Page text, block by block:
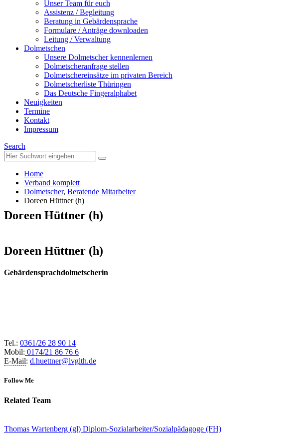
Unser Team für euch
Assistenz / Begleitung
Beratung in Gebärdensprache
Formulare / Anträge downloaden
Leitung / Verwaltung
Dolmetschen
Unsere Dolmetscher kennenlernen
Dolmetscheranfrage stellen
Dolmetschereinsätze im privaten Bereich
Dolmetscherliste Thüringen
Das Deutsche Fingeralphabet
Neuigkeiten
Termine
Kontakt
Impressum
Search
Home
Verband komplett
Dolmetscher, Beratende Mitarbeiter
Doreen Hüttner (h)
Doreen Hüttner (h)
Doreen Hüttner (h)
Gebärdensprachdolmetscherin
Tel.: 0361/26 28 90 14
Mobil: 0174/21 86 76 6
E-Mail: d.huettner@lvglth.de
Follow Me
Related Team
Thomas Wartenberg (gl) Diplom-Sozialarbeiter/Sozialpädagoge (FH)